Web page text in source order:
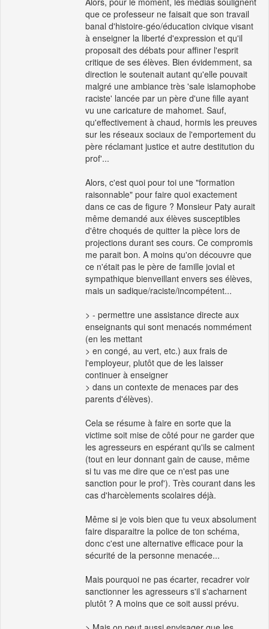
que ce professeur ne faisait que son travail
banal d'histoire-géo/éducation civique visant
à enseigner la liberté d'expression et qu'il
proposait des débats pour affiner l'esprit
critique de ses élèves. Bien évidemment, sa
direction le soutenait autant qu'elle pouvait
malgré une ambiance très 'sale islamophobe
raciste' lancée par un père d'une fille ayant
vu une caricature de mahomet. Sauf,
qu'effectivement à chaud, hormis les preuves
sur les réseaux sociaux de l'emportement du
père réclamant justice et autre destitution du
prof'...
Alors, c'est quoi pour toi une "formation
raisonnable" pour faire quoi exactement
dans ce cas de figure ? Monsieur Paty aurait
même demandé aux élèves susceptibles
d'être choqués de quitter la pièce lors de
projections durant ses cours. Ce compromis
me parait bon. A moins qu'on découvre que
ce n'était pas le père de famille jovial et
sympathique bienveillant envers ses élèves,
mais un sadique/raciste/incompétent...
> - permettre une assistance directe aux
enseignants qui sont menacés nommément
(en les mettant
> en congé, au vert, etc.) aux frais de
l'employeur, plutôt que de les laisser
continuer à enseigner
> dans un contexte de menaces par des
parents d'élèves).
Cela se résume à faire en sorte que la
victime soit mise de côté pour ne garder que
les agresseurs en espérant qu'ils se calment
(tout en leur donnant gain de cause, même
si tu vas me dire que ce n'est pas une
sanction pour le prof'). Très courant dans les
cas d'harcèlements scolaires déjà.
Même si je vois bien que tu veux absolument
faire disparaitre la police de ton schéma,
donc c'est une alternative efficace pour la
sécurité de la personne menacée...
Mais pourquoi ne pas écarter, recadrer voir
sanctionner les agresseurs s'il s'acharnent
plutôt ? A moins que ce soit aussi prévu.